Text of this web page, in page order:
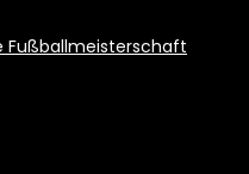
Fußballmeisterschaft